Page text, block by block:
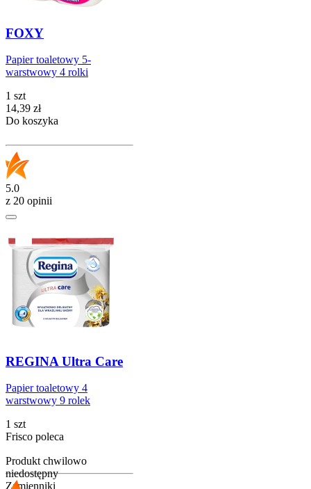
FOXY
Papier toaletowy 5-
warstwowy 4 rolki
1 szt
Cena
14,39 zł
Do koszyka
5.0
z 20 opinii
REGINA Ultra Care
Papier toaletowy 4
warstwowy 9 rolek
1 szt
Frisco poleca
Produkt chwilowo
niedostępny
Zamienniki